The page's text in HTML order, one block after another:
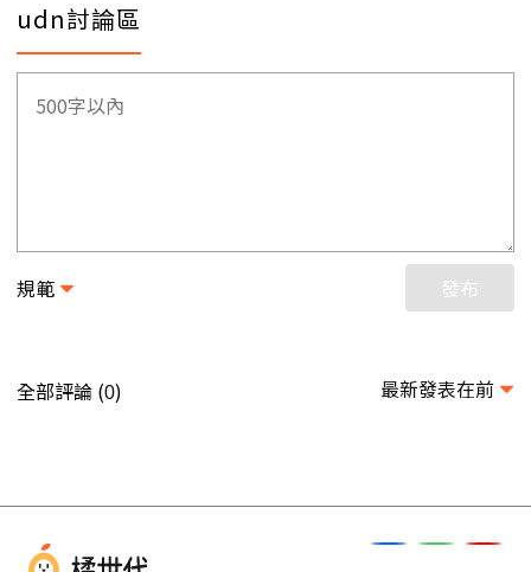
udn討論區
規範 發布
全部評論 (0) 最新發表在前